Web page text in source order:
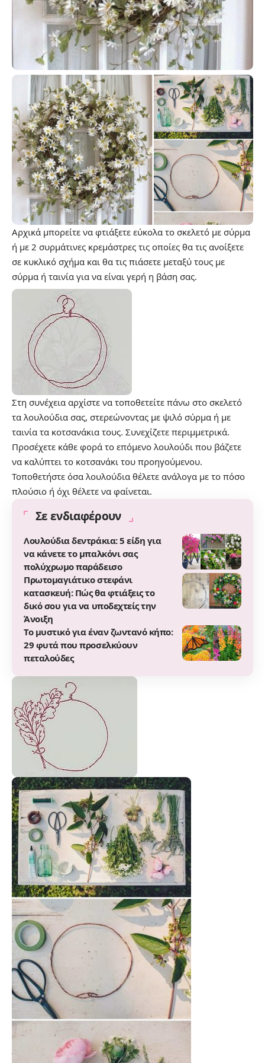
Αρχικά μπορείτε να φτιάξετε εύκολα το σκελετό με σύρμα
ή με 2 συρμάτινες κρεμάστρες τις οποίες θα τις ανοίξετε
σε κυκλικό σχήμα και θα τις πιάσετε μεταξύ τους με
σύρμα ή ταινία για να είναι γερή η βάση σας.
Στη συνέχεια αρχίστε να τοποθετείτε πάνω στο σκελετό
τα λουλούδια σας, στερεώνοντας με ψιλό σύρμα ή με
ταινία τα κοτσανάκια τους. Συνεχίζετε περιμμετρικά.
Προσέχετε κάθε φορά το επόμενο λουλούδι που βάζετε
να καλύπτει το κοτσανάκι του προηγούμενου.
Τοποθετήστε όσα λουλούδια θέλετε ανάλογα με το πόσο
πλούσιο ή όχι θέλετε να φαίνεται.
Σε ενδιαφέρουν
Λουλούδια δεντράκια: 5 είδη για
να κάνετε το μπαλκόνι σας
πολύχρωμο παράδεισο
Πρωτομαγιάτικο στεφάνι
κατασκευή: Πώς θα φτιάξεις το
δικό σου για να υποδεχτείς την
Άνοιξη
Το μυστικό για έναν ζωντανό κήπο:
29 φυτά που προσελκύουν
πεταλούδες